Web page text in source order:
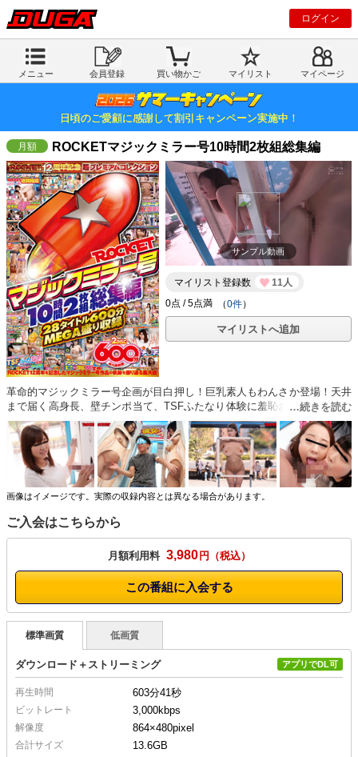
ログイン
メニュー 会員登録 買い物かご マイリスト マイページ
日頃のご愛顧に感謝して割引キャンペーン実施中！
ROCKETマジックミラー号10時間2枚組総集編
サンプル動画
マイリスト登録数
11人
（0件）
マイリストへ追加
革命的マジックミラー号企画が目白押し！巨乳素人もわんさか登場！天井
まで届く高身長、壁チンポ当て、TSFふたなり体験に羞恥おっぱい健康診
断など、ROCKETならではの逆転の発想でただのナンパAVではないミラ
ー号企画をお楽しみください！28タイトルMEGA盛り圧倒的ボリュームで
ヌキどころ満載！ ※本編顔出し
画像はイメージです。実際の収録内容とは異なる場合があります。
ご入会はこちらから
月額利用料 3,980 円
この番組に入会する
標準画質 低画質
ダウンロード＋ストリーミング アプリでDL可
再生時間 603分41秒
ビットレート 3,000kbps
解像度 864×480pixel
合計サイズ 13.6GB